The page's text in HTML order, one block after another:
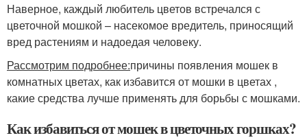
Наверное, каждый любитель цветов встречался с
цветочной мошкой – насекомое вредитель, приносящий
вред растениям и надоедая человеку.
Рассмотрим подробнее:причины появления мошек в
комнатных цветах, как избавится от мошки в цветах ,
какие средства лучше применять для борьбы с мошками.
Как избавиться от мошек в цветочных горшках?